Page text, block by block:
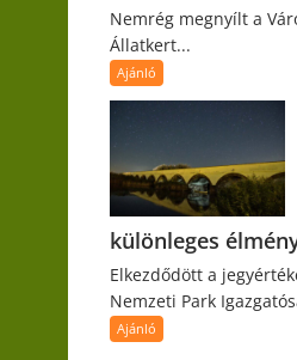
Nemrég megnyílt a
Állatkert...
Ajánló
különleges
Elkezdődött a
Nemzeti Park
Ajánló